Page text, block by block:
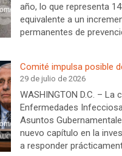
año, lo que representa
equivalente a un
permanentes de
Comité impulsa posible
29 de julio de 2026
WASHINGTON D.C. –
Enfermedades
Asuntos
nuevo capítulo en la
a responder